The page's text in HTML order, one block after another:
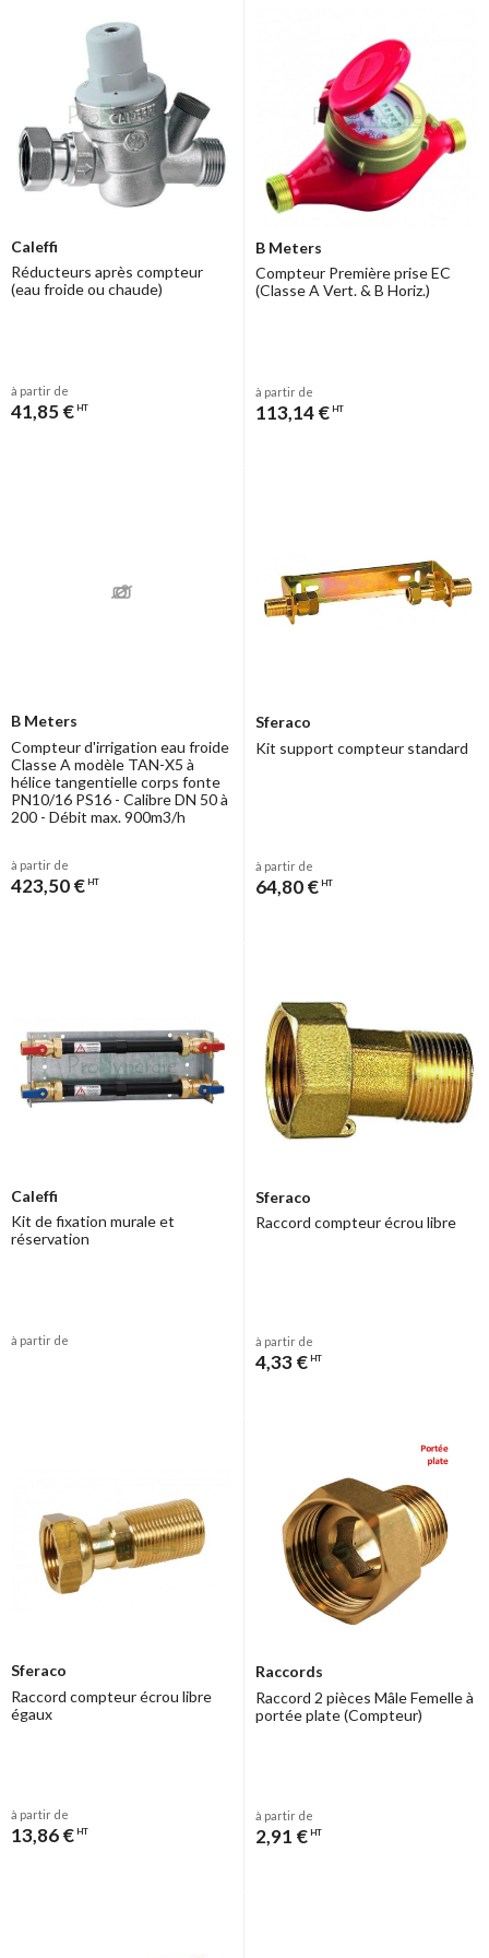
Caleffi
Réducteurs après compteur
(eau froide ou chaude)
à partir de
41,85 € HT
B Meters
Compteur Première prise EC
(Classe A Vert. & B Horiz.)
à partir de
113,14 € HT
B Meters
Compteur d'irrigation eau froide
Classe A modèle TAN-X5 à
hélice tangentielle corps fonte
PN10/16 PS16 - Calibre DN 50 à
200 - Débit max. 900m3/h
à partir de
423,50 € HT
Sferaco
Kit support compteur standard
à partir de
64,80 € HT
Caleffi
Kit de fixation murale et
réservation
à partir de
Sferaco
Raccord compteur écrou libre
à partir de
4,33 € HT
Sferaco
Raccord compteur écrou libre
égaux
à partir de
13,86 € HT
Raccords
Raccord 2 pièces Mâle Femelle à
portée plate (Compteur)
à partir de
2,91 € HT